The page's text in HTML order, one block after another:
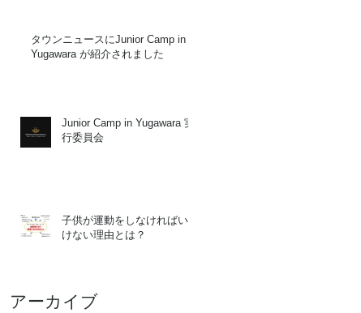
タウンニュースにJunior Camp in
Yugawara が紹介されました
Junior Camp in Yugawara 実
行委員会
子供が運動をしなければい
けない理由とは？
アーカイブ